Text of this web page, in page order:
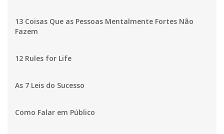
13 Coisas Que as Pessoas Mentalmente Fortes Não
Fazem
12 Rules for Life
As 7 Leis do Sucesso
Como Falar em Público